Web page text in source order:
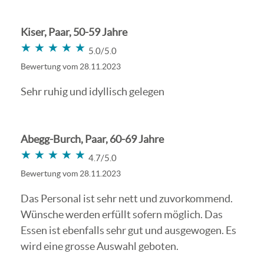
Kiser, Paar, 50-59 Jahre
★★★★★
★★★★★ 5.0/5.0
Bewertung vom 28.11.2023
Sehr ruhig und idyllisch gelegen
Abegg-Burch, Paar, 60-69 Jahre
★★★★★
★★★★★ 4.7/5.0
Bewertung vom 28.11.2023
Das Personal ist sehr nett und zuvorkommend.
Wünsche werden erfüllt sofern möglich. Das
Essen ist ebenfalls sehr gut und ausgewogen. Es
wird eine grosse Auswahl geboten.